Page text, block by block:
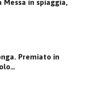
Messa in spiaggia,
Premiato in